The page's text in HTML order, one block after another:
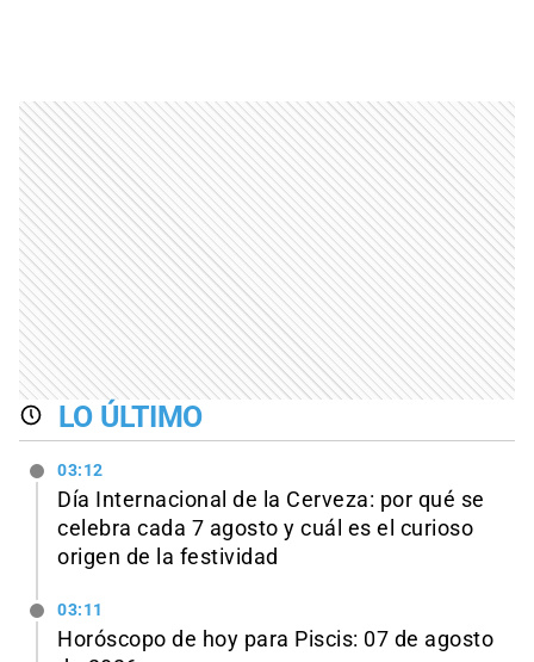
LO ÚLTIMO
03:12
Día Internacional de la Cerveza: por qué se
celebra cada 7 agosto y cuál es el curioso
origen de la festividad
03:11
Horóscopo de hoy para Piscis: 07 de agosto